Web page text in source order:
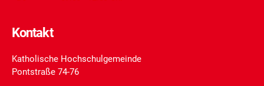
Kontakt
Katholische Hochschulgemeinde
Pontstraße 74-76